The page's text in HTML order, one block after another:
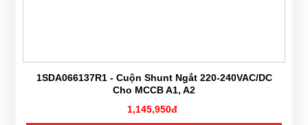
1SDA066137R1 - Cuộn Shunt Ngắt 220-240VAC/DC
Cho MCCB A1, A2
1,145,950đ